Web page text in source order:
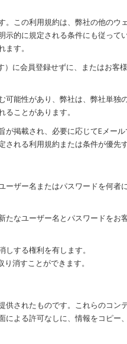
この利用規約は、弊社の他のウ
的に規定される条件にも従って
す。
に会員登録せずに、またはお客
能性があり、弊社は、弊社単独
ことがあります。
掲載され、必要に応じてEメー
れる利用規約または条件が優先
ザー名またはパスワードを何者
なユーザー名とパスワードをお
する権利を有します。
消すことができます。
されたものです。これらのコン
よる許可なしに、情報をコピー